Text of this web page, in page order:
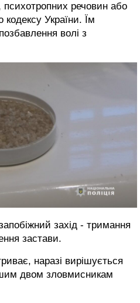
психотропних речовин або
кодексу України. Їм
волі з
захід - тримання
застави.
наразі вирішується
двом зловмисникам